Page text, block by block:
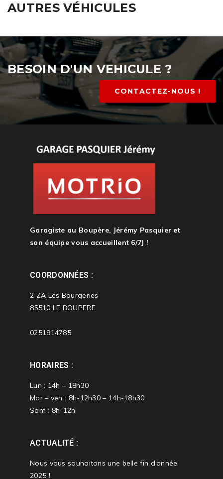
AUTRES VÉHICULES
BESOIN D'UN VEHICULE ?
CONTACTEZ-NOUS !
Garagiste au Boupère, Jérémy Pasquier et
son équipe vous accueillent 6/7J !
COORDONNÉES :
2 ZA Les Bourgeries
85510 LE BOUPERE
0251914785
HORAIRES :
Lun : 14h – 18h30
Mar – ven : 8h-12h30 – 14h-18h30
Sam : 8h-12h
ACTUALITÉ :
Nous vous souhaitons une belle fin d’année
2025 !